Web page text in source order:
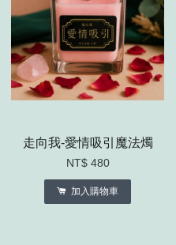
走向我-愛情吸引魔法燭
NT$ 480
加入購物車